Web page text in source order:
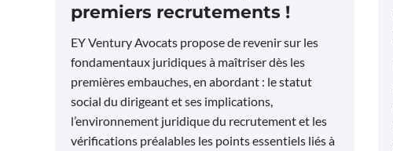
premiers recrutements !
EY Ventury Avocats propose de revenir sur les
fondamentaux juridiques à maîtriser dès les
premières embauches, en abordant : le statut
social du dirigeant et ses implications,
l’environnement juridique du recrutement et les
vérifications préalables les points essentiels liés à